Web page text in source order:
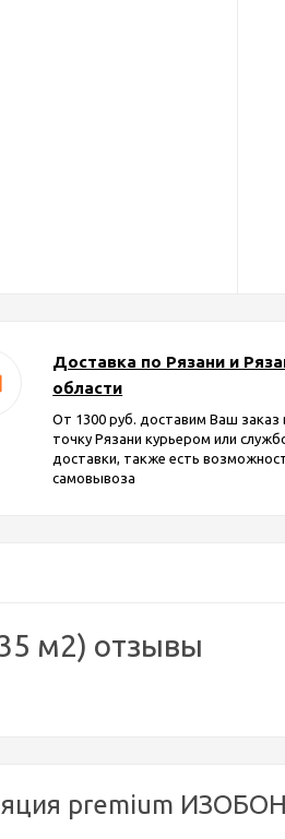
Доставка по Рязани и
области
От 1300 руб. доставим Ваш
точку Рязани курьером или
доставки, также есть
самовывоза
м2) отзывы
premium